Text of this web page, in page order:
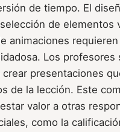
de tiempo. El
de elementos
animaciones
Los profesores
presentaciones
de la lección. Este
valor a otras
como la